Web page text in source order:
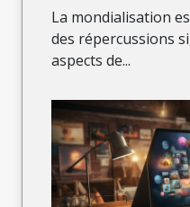
La mondialisation
des répercussions
aspects de...